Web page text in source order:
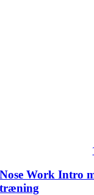
Nose Work Intro
træning